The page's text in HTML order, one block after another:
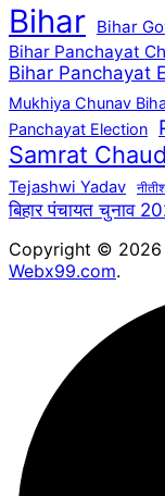
Bihar Bihar
Bihar Panchayat
Bihar Panchayat
Mukhiya Chunav
Panchayat Election
Samrat
Tejashwi Yadav
बिहार पंचायत चुनाव
Copyright © 2026
Webx99.com.